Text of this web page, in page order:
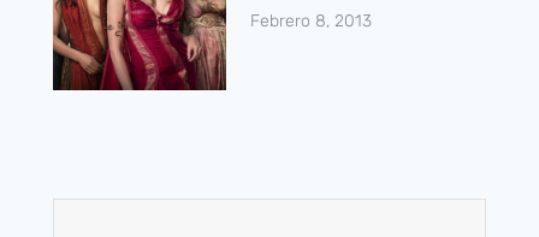
Febrero 8, 2013